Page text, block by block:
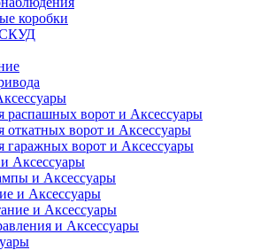
коробки
СКУД
распашных ворот и Аксессуары
откатных ворот и Аксессуары
гаражных ворот и Аксессуары
Аксессуары
и Аксессуары
и Аксессуары
и Аксессуары
и Аксессуары